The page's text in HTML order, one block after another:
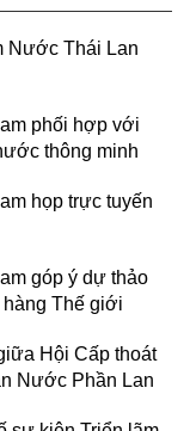
Nước Thái Lan
phối hợp với
thông minh
họp trực tuyến
góp ý dự thảo
hàng Thế giới
Hội Cấp thoát
Nước Phần Lan